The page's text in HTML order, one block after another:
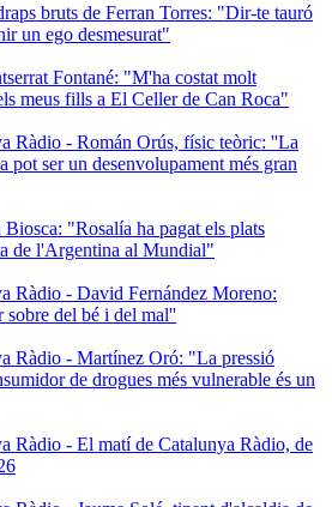
bruts de Ferran Torres: "Dir-te tauró
un ego desmesurat"
Fontané: "M'ha costat molt
meus fills a El Celler de Can Roca"
Ràdio - Román Orús, físic teòric: ''La
pot ser un desenvolupament més gran
"Rosalía ha pagat els plats
de l'Argentina al Mundial"
Ràdio - David Fernández Moreno:
sobre del bé i del mal''
Ràdio - Martínez Oró: "La pressió
de drogues més vulnerable és un
Ràdio - El matí de Catalunya Ràdio, de